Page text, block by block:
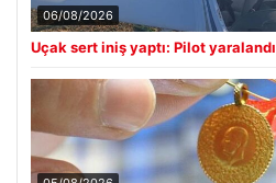
06/08/2026
Uçak sert iniş yaptı: Pilot yaralandı